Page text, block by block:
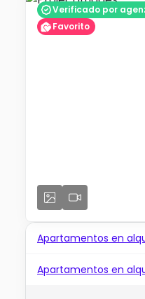
Verificado por
Favorito
Apartamentos en
Apartamentos en